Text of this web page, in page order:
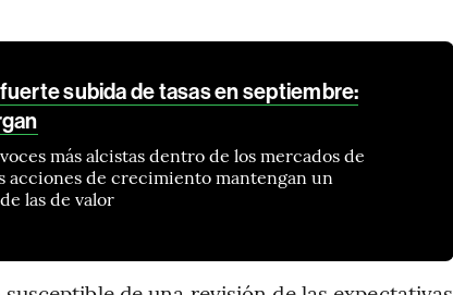
subida de tasas en septiembre:
más alcistas dentro de los mercados de
acciones de crecimiento mantengan un
las de valor